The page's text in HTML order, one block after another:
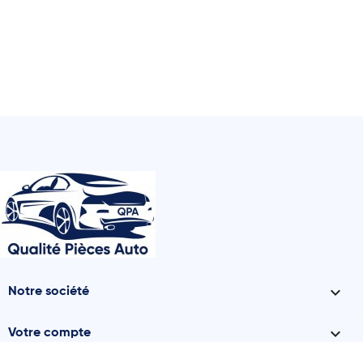
Notre société 
Votre compte 